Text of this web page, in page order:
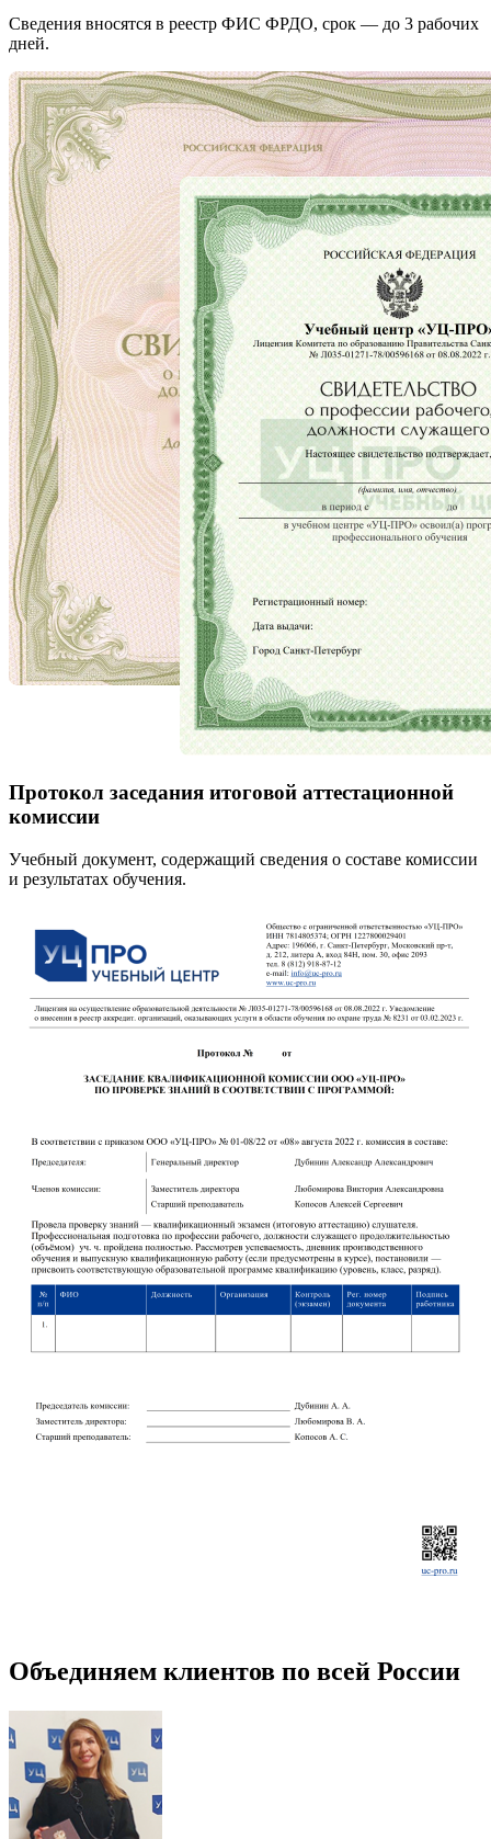
Сведения вносятся в реестр ФИС ФРДО, срок — до 3 рабочих
дней.
Протокол заседания итоговой аттестационной
комиссии
Учебный документ, содержащий сведения о составе комиссии
и результатах обучения.
Объединяем клиентов по всей России